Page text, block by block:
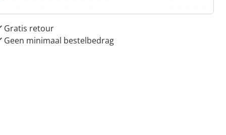
Gratis kopen op rekening
Gratis retour
Geen minimaal bestelbedrag